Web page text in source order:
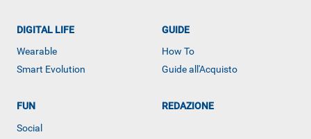
DIGITAL LIFE
Wearable
Smart Evolution
GUIDE
How To
Guide all'Acquisto
FUN
Social
REDAZIONE